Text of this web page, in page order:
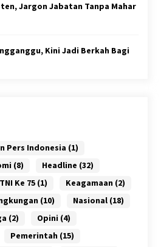
Jargon Jabatan Tanpa Mahar
Kini Jadi Berkah Bagi
Pers Indonesia (1)
(8) Headline (32)
Ke 75(1) Keagamaan (2)
(10) Nasional(18)
(2) Opini (4)
Pemerintah (15)